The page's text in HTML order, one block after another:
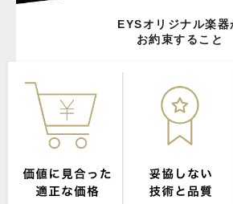
EYSオリジナル楽器
お約束すること